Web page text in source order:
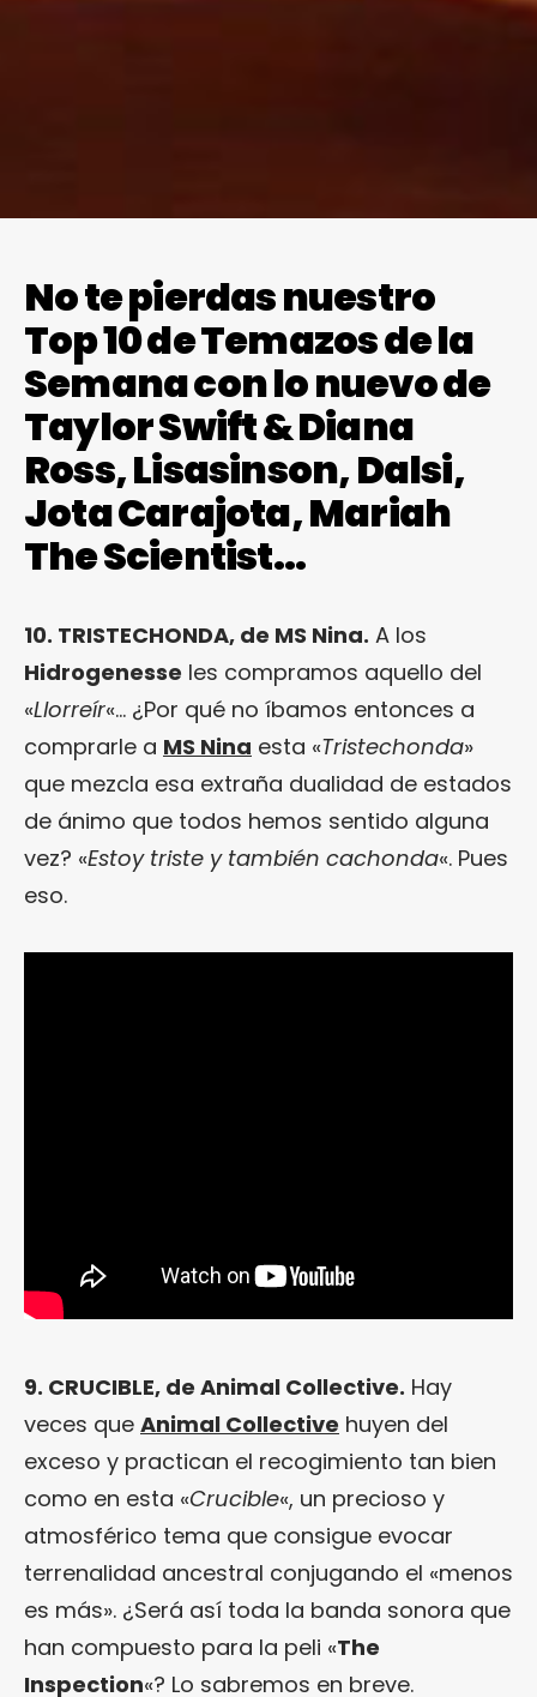
No te pierdas nuestro
Top 10 de Temazos de la
Semana con lo nuevo de
Taylor Swift & Diana
Ross, Lisasinson, Dalsi,
Jota Carajota, Mariah
The Scientist…
10. TRISTECHONDA, de MS Nina. A los
Hidrogenesse les compramos aquello del
«Llorreír«… ¿Por qué no íbamos entonces a
comprarle a MS Nina esta «Tristechonda»
que mezcla esa extraña dualidad de estados
de ánimo que todos hemos sentido alguna
vez? «Estoy triste y también cachonda«. Pues
eso.
9. CRUCIBLE, de Animal Collective. Hay
veces que Animal Collective huyen del
exceso y practican el recogimiento tan bien
como en esta «Crucible«, un precioso y
atmosférico tema que consigue evocar
terrenalidad ancestral conjugando el «menos
es más». ¿Será así toda la banda sonora que
han compuesto para la peli «The
Inspection«? Lo sabremos en breve.